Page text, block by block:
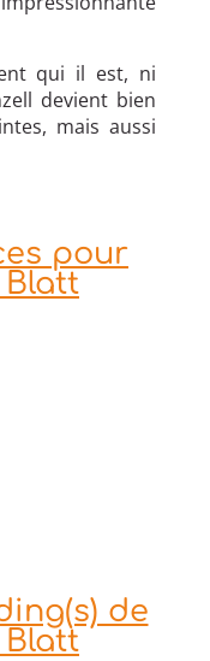
qui il est, ni
devient bien
mais aussi
pour
Blatt
de
Blatt